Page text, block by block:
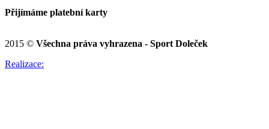
Přijímáme platební karty
2015 © Všechna práva vyhrazena - Sport Doleček
Realizace: